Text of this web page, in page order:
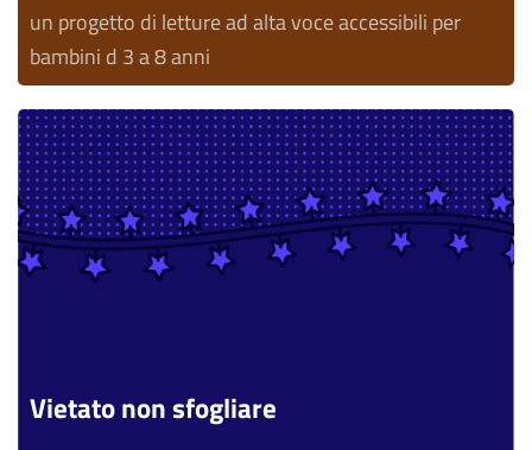
un progetto di letture ad alta voce accessibili per
bambini d 3 a 8 anni
Vietato non sfogliare